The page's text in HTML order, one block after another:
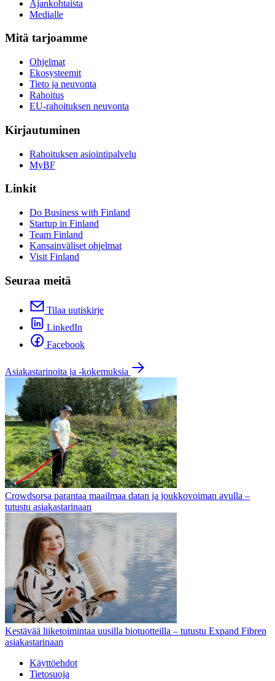
Ajankohtaista
Medialle
Mitä tarjoamme
Ohjelmat
Ekosysteemit
Tieto ja neuvonta
Rahoitus
EU-rahoituksen neuvonta
Kirjautuminen
Rahoituksen asiointipalvelu
MyBF
Linkit
Do Business with Finland
Startup in Finland
Team Finland
Kansainväliset ohjelmat
Visit Finland
Seuraa meitä
Tilaa uutiskirje
LinkedIn
Facebook
Asiakastarinoita ja -kokemuksia
Crowdsorsa parantaa maailmaa datan ja joukkovoiman avulla –
tutustu asiakastarinaan
Kestävää liiketoimintaa uusilla biotuotteilla – tutustu Expand Fibren
asiakastarinaan
Käyttöehdot
Tietosuoja